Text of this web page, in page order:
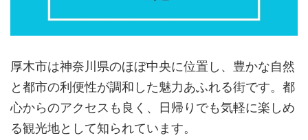
厚木市は神奈川県のほぼ中央に位置し、豊かな自然
と都市の利便性が調和した魅力あふれる街です。都
心からのアクセスも良く、日帰りでも気軽に楽しめ
る観光地として知られています。